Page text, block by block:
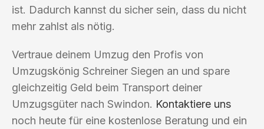
ist. Dadurch kannst du sicher sein, dass du nicht
mehr zahlst als nötig.
Vertraue deinem Umzug den Profis von
Umzugskönig Schreiner Siegen an und spare
gleichzeitig Geld beim Transport deiner
Umzugsgüter nach Swindon. Kontaktiere uns
noch heute für eine kostenlose Beratung und ein